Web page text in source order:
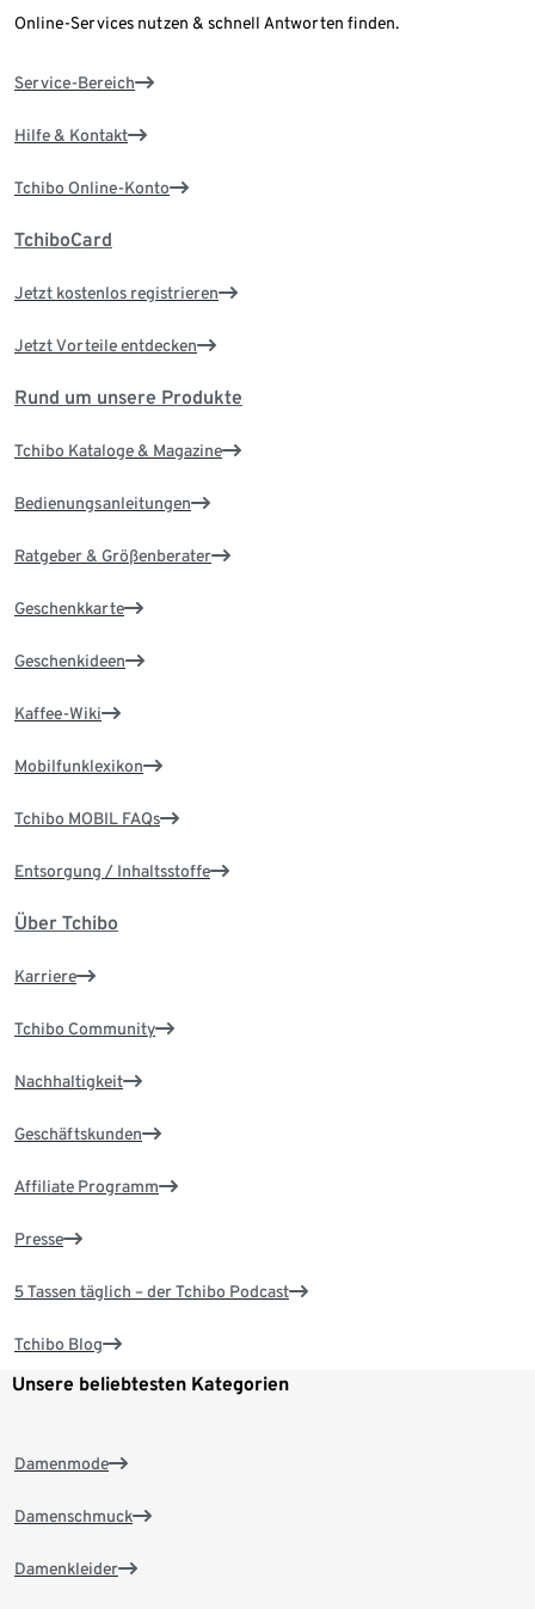
Online-Services nutzen & schnell Antworten finden.
Service-Bereich
Hilfe & Kontakt
Tchibo Online-Konto
TchiboCard
Jetzt kostenlos registrieren
Jetzt Vorteile entdecken
Rund um unsere Produkte
Tchibo Kataloge & Magazine
Bedienungsanleitungen
Ratgeber & Größenberater
Geschenkkarte
Geschenkideen
Kaffee-Wiki
Mobilfunklexikon
Tchibo MOBIL FAQs
Entsorgung / Inhaltsstoffe
Über Tchibo
Karriere
Tchibo Community
Nachhaltigkeit
Geschäftskunden
Affiliate Programm
Presse
5 Tassen täglich – der Tchibo Podcast
Tchibo Blog
Unsere beliebtesten Kategorien
Damenmode
Damenschmuck
Damenkleider